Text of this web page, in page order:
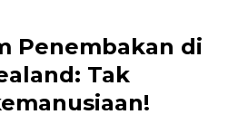
Penembakan di
Tak